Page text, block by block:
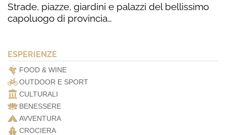
Strade, piazze, giardini e palazzi del bellissimo
capoluogo di provincia…
ESPERIENZE
FOOD & WINE
OUTDOOR E SPORT
CULTURALI
BENESSERE
AVVENTURA
CROCIERA